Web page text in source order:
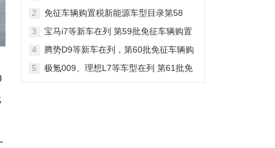
2
免征车辆购置税新能源车型目录第58
3
宝马i7等新车在列 第59批免征车辆购置
4
腾势D9等新车在列，第60批免征车辆购
5
极氪009、理想L7等车型在列 第61批免